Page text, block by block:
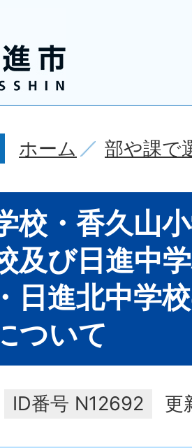
ホーム 部や課で
校・香久山
及び日進中
日進北中学
ついて
ID番号 N12692 更